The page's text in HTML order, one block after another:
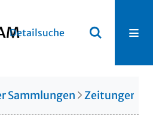
Detailsuche
Sammlungen Zeitungen